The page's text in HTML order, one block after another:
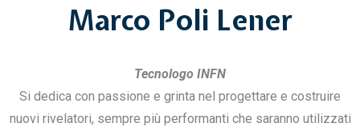
Marco Poli Lener
Tecnologo INFN
Si dedica con passione e grinta nel progettare e costruire
nuovi rivelatori, sempre più performanti che saranno utilizzati